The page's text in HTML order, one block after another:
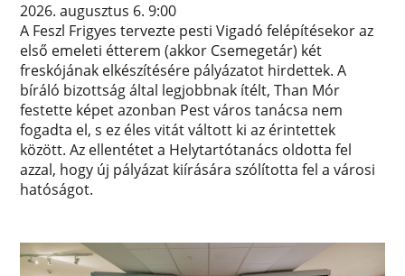
2026. augusztus 6. 9:00
A Feszl Frigyes tervezte pesti Vigadó felépítésekor az
első emeleti étterem (akkor Csemegetár) két
freskójának elkészítésére pályázatot hirdettek. A
bíráló bizottság által legjobbnak ítélt, Than Mór
festette képet azonban Pest város tanácsa nem
fogadta el, s ez éles vitát váltott ki az érintettek
között. Az ellentétet a Helytartótanács oldotta fel
azzal, hogy új pályázat kiírására szólította fel a városi
hatóságot.